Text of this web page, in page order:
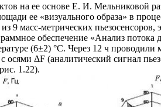
на ее основе Е. И. Мельниковой
ее «визуального образа» в
9 масс-метрических
обеспечение «Анализ потока
(6±2) °С. Через 12 ч проводили
ΔF (аналитический сигнал
1.22).